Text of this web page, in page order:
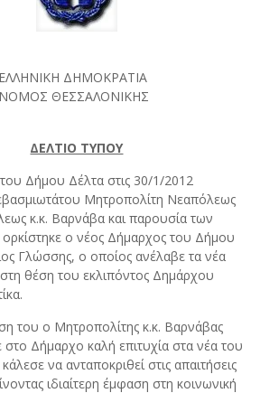
ΕΛΛΗΝΙΚΗ ΔΗΜΟΚΡΑΤΙΑ
ΝΟΜΟΣ ΘΕΣΣΑΛΟΝΙΚΗΣ
ΔΕΛΤΙΟ ΤΥΠΟΥ
Δήμου Δέλτα στις 30/1/2012
Μητροπολίτη Νεαπόλεως
κ.κ. Βαρνάβα και παρουσία των
ο νέος Δήμαρχος του Δήμου
Γλώσσης, ο οποίος ανέλαβε τα νέα
θέση του εκλιπόντος Δημάρχου
του ο Μητροπολίτης κ.κ. Βαρνάβας
Δήμαρχο καλή επιτυχία στα νέα του
να ανταποκριθεί στις απαιτήσεις
ιδιαίτερη έμφαση στη κοινωνική